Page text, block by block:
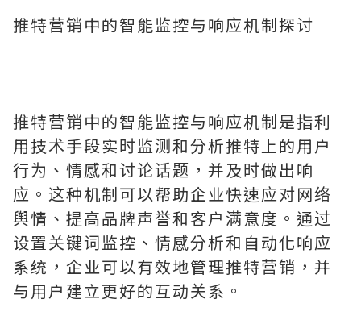
推特营销中的智能监控与响应机制探讨
推特营销中的智能监控与响应机制是指利
用技术手段实时监测和分析推特上的用户
行为、情感和讨论话题，并及时做出响
应。这种机制可以帮助企业快速应对网络
舆情、提高品牌声誉和客户满意度。通过
设置关键词监控、情感分析和自动化响应
系统，企业可以有效地管理推特营销，并
与用户建立更好的互动关系。